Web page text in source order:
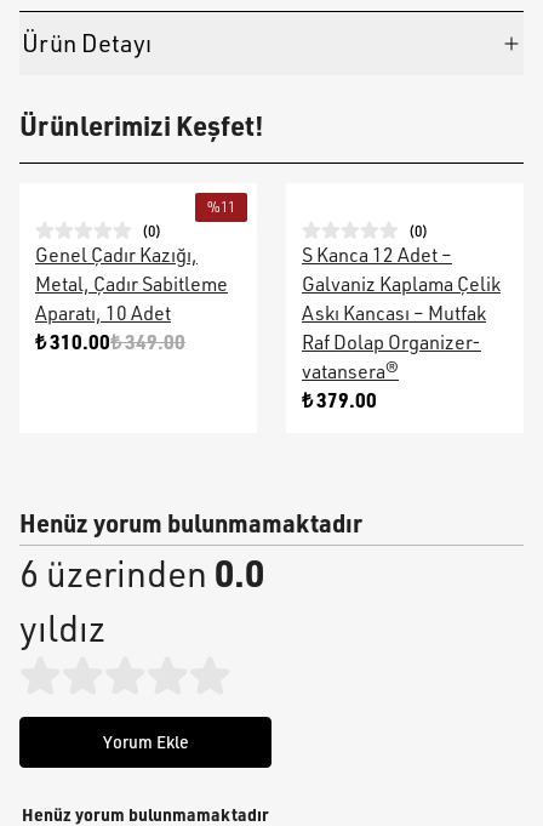
Ürün Detayı
Ürünlerimizi Keşfet!
%11
(0)
Genel Çadır Kazığı,
Metal, Çadır Sabitleme
Aparatı, 10 Adet
₺ 310.00₺ 349.00
(0)
S Kanca 12 Adet –
Galvaniz Kaplama Çelik
Askı Kancası – Mutfak
Raf Dolap Organizer-
vatansera®
₺ 379.00
Henüz yorum bulunmamaktadır
6 üzerinden 0.0
yıldız
Yorum Ekle
Henüz yorum bulunmamaktadır